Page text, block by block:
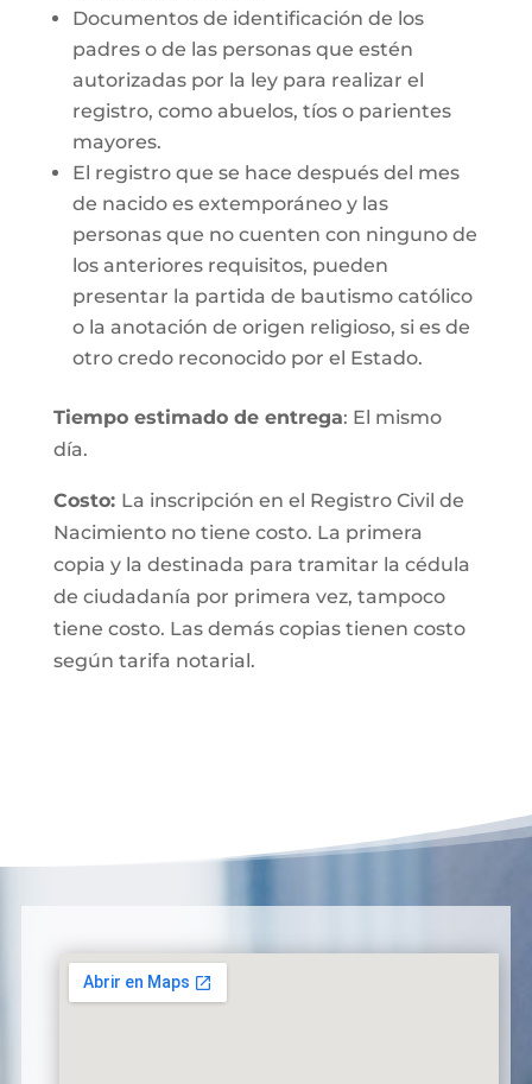
Documentos de identificación de los
padres o de las personas que estén
autorizadas por la ley para realizar el
registro, como abuelos, tíos o parientes
mayores.
El registro que se hace después del mes
de nacido es extemporáneo y las
personas que no cuenten con ninguno de
los anteriores requisitos, pueden
presentar la partida de bautismo católico
o la anotación de origen religioso, si es de
otro credo reconocido por el Estado.
Tiempo estimado de entrega: El mismo
día.
Costo: La inscripción en el Registro Civil de
Nacimiento no tiene costo. La primera
copia y la destinada para tramitar la cédula
de ciudadanía por primera vez, tampoco
tiene costo. Las demás copias tienen costo
según tarifa notarial.